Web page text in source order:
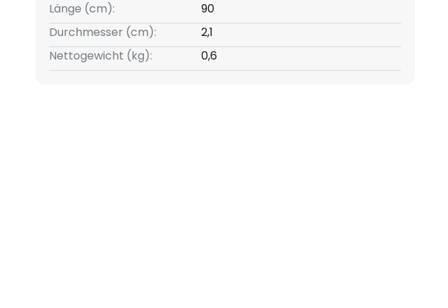
Länge (cm):
90
Durchmesser (cm):
2,1
Nettogewicht (kg):
0,6